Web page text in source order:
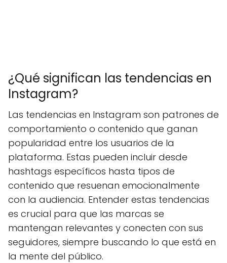
¿Qué significan las tendencias en
Instagram?
Las tendencias en Instagram son patrones de
comportamiento o contenido que ganan
popularidad entre los usuarios de la
plataforma. Estas pueden incluir desde
hashtags específicos hasta tipos de
contenido que resuenan emocionalmente
con la audiencia. Entender estas tendencias
es crucial para que las marcas se
mantengan relevantes y conecten con sus
seguidores, siempre buscando lo que está en
la mente del público.